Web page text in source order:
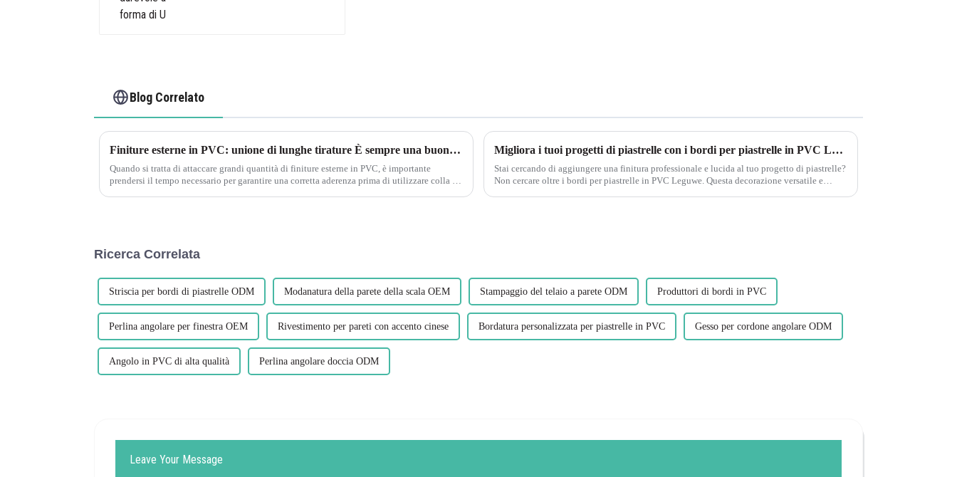
Blog Correlato
Finiture esterne in PVC: unione di lunghe tirature È sempre una buona idea montare a secco i tuoi pezzi per vedere se hai ottenuto una buona aderenza prima di applicare colla o elementi di fissaggio.
Quando si tratta di attaccare grandi quantità di finiture esterne in PVC, è importante
prendersi il tempo necessario per garantire una corretta aderenza prima di utilizzare colla o
Migliora i tuoi progetti di piastrelle con i bordi per piastrelle in PVC Leguwe
Stai cercando di aggiungere una finitura professionale e lucida al tuo progetto di piastrelle?
Non cercare oltre i bordi per piastrelle in PVC Leguwe. Questa decorazione versatile e
Ricerca Correlata
Striscia per bordi di piastrelle ODM Modanatura della parete della scala OEM Stampaggio del telaio a parete ODM Produttori di bordi in PVC
Perlina angolare per finestra OEM Rivestimento per pareti con accento cinese Bordatura personalizzata per piastrelle in PVC Gesso per cordone angolare ODM
Angolo in PVC di alta qualità Perlina angolare doccia ODM
Leave Your Message